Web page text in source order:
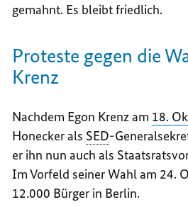
gemahnt. Es bleibt friedlich.
Proteste gegen die
Krenz
Nachdem Egon Krenz am 18.
Honecker als SED-
er ihn nun auch als
Im Vorfeld seiner Wahl am 24.
12.000 Bürger in Berlin.